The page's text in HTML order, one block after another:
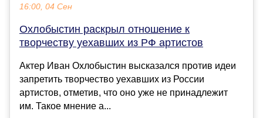
16:00, 04 Сен
Охлобыстин раскрыл отношение к
творчеству уехавших из РФ артистов
Актер Иван Охлобыстин высказался против идеи
запретить творчество уехавших из России
артистов, отметив, что оно уже не принадлежит
им. Такое мнение а...